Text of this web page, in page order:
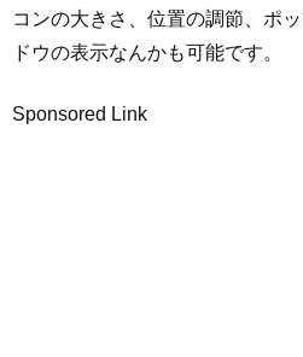
コンの大きさ、位置の調節、ポ
ドウの表示なんかも可能です。
Sponsored Link